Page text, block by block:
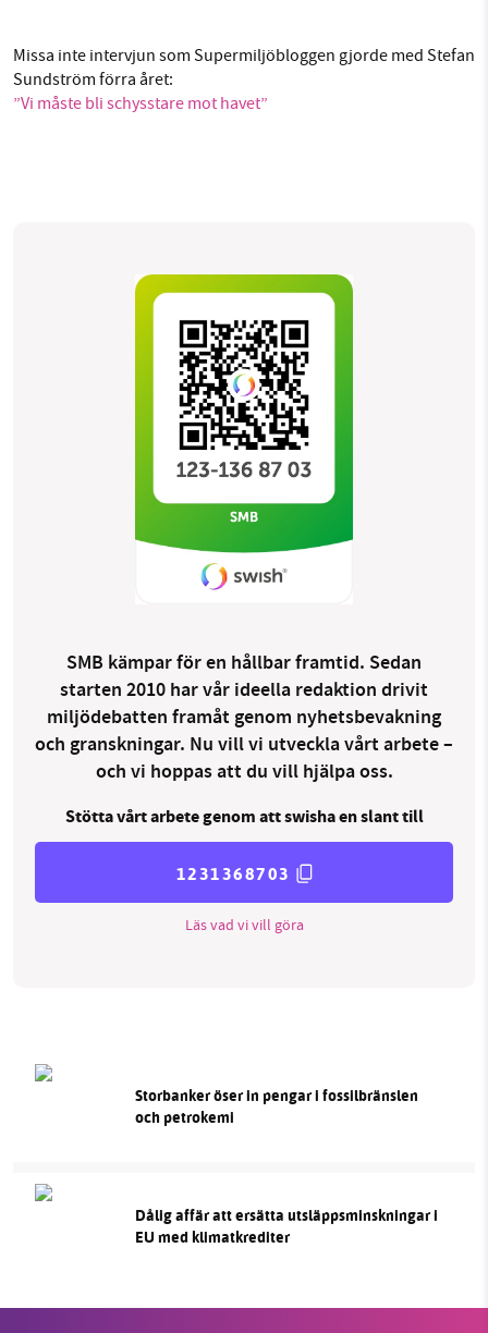
Missa inte intervjun som Supermiljöbloggen gjorde med Stefan
Sundström förra året:
”Vi måste bli schysstare mot havet”
SMB kämpar för en hållbar framtid. Sedan
starten 2010 har vår ideella redaktion drivit
miljödebatten framåt genom nyhetsbevakning
och granskningar. Nu vill vi utveckla vårt arbete –
och vi hoppas att du vill hjälpa oss.
Stötta vårt arbete genom att swisha en slant till
1231368703
Läs vad vi vill göra
Storbanker öser in pengar i fossilbränslen
och petrokemi
Dålig affär att ersätta utsläppsminskningar i
EU med klimatkrediter